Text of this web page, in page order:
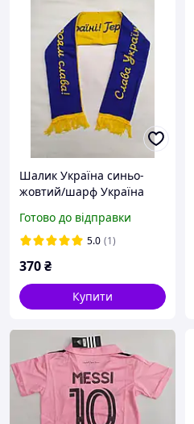
Шалик Україна синьо-
жовтий/шарф Україна
футболу/шарф Україна
для подарунка/сувенір
Готово до відправки
5.0 (1)
370₴
Купити